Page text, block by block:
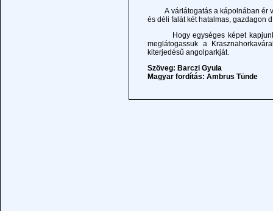
A várlátogatás a kápolnában ér
és déli falát két hatalmas, gazdagon
Hogy egységes képet kapjunk
meglátogassuk a
kiterjedésű angolparkját.
Szöveg: Barczi Gyula
Magyar fordítás: Ambrus Tünde